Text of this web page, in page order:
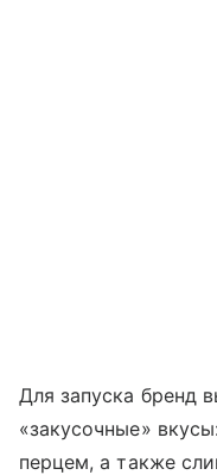
Для запуска бренд
«закусочные»
перцем, а также